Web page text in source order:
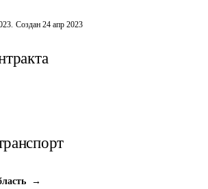
. Создан 24 апр 2023
→